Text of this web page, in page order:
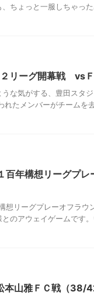
、ちょっと一服しち
リーグ開幕戦 vs
な気がする、豊田スタ
れたメンバーがチームを
年構想リーグプレ
想リーグプレーオフラウ
のアウェイゲームです
山雅ＦＣ戦（38/